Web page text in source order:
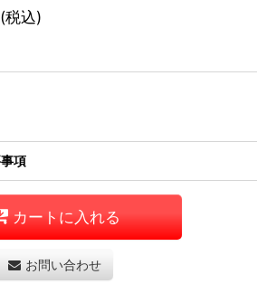
(税込)
項
カートに入れる
お問い合わせ